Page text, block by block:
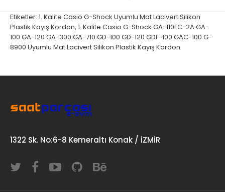
Etiketler: 1. Kalite Casio G-Shock Uyumlu Mat Lacivert Silikon
Plastik Kayış Kordon, 1. Kalite Casio G-Shock GA-110FC-2A GA-
100 GA-120 GA-300 GA-710 GD-100 GD-120 GDF-100 GAC-100 G-
8900 Uyumlu Mat Lacivert Silikon Plastik Kayış Kordon
1322 Sk. No:6-8 Kemeraltı Konak / İZMİR